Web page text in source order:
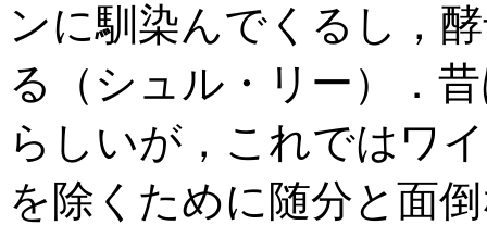
ンに馴染んでくるし，
る（シュル・リー）．
らしいが，これではワ
を除くために随分と面